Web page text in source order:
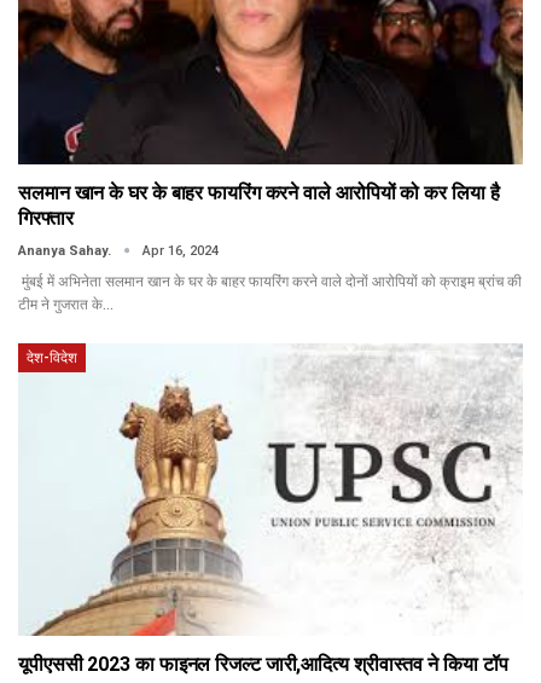
सलमान खान के घर के बाहर फायरिंग करने वाले आरोपियों को कर लिया है
गिरफ्तार
Ananya Sahay. Apr 16, 2024
मुंबई में अभिनेता सलमान खान के घर के बाहर फायरिंग करने वाले दोनों आरोपियों को क्राइम ब्रांच की
टीम ने गुजरात के…
देश-विदेश
यूपीएससी 2023 का फाइनल रिजल्ट जारी,आदित्य श्रीवास्तव ने किया टॉप